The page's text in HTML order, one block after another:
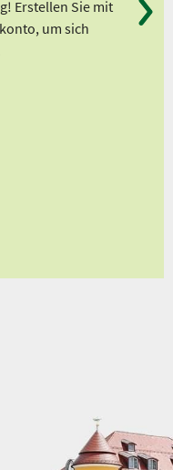
Erstellen Sie mit
um sich
Ab